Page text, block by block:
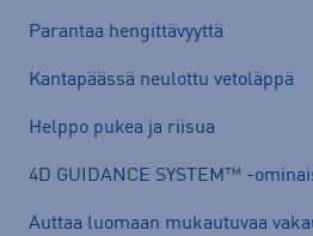
Parantaa hengittävyyttä
Kantapäässä neulottu vetoläppä
Helppo pukea ja riisua
4D GUIDANCE SYSTEM™ -
Auttaa luomaan mukautuvaa